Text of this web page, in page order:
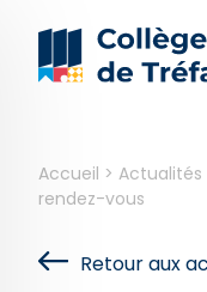
Accueil > Actualités
rendez-vous
Retour aux